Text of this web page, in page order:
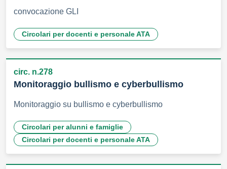
convocazione GLI
Circolari per docenti e personale ATA
circ. n.278
Monitoraggio bullismo e cyberbullismo
Monitoraggio su bullismo e cyberbullismo
Circolari per alunni e famiglie
Circolari per docenti e personale ATA